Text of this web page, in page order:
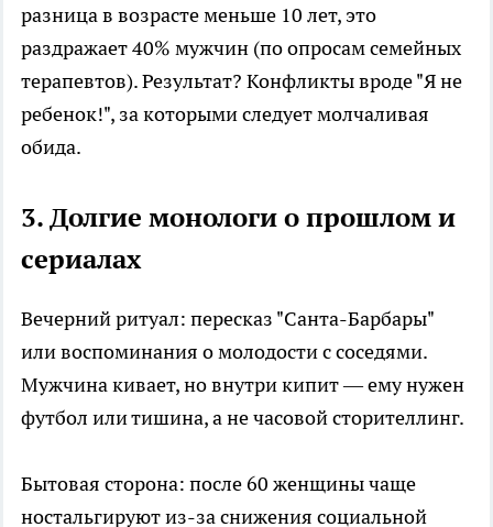
разница в возрасте меньше 10 лет, это
раздражает 40% мужчин (по опросам семейных
терапевтов). Результат? Конфликты вроде "Я не
ребенок!", за которыми следует молчаливая
обида.
3. Долгие монологи о прошлом и
сериалах
Вечерний ритуал: пересказ "Санта-Барбары"
или воспоминания о молодости с соседями.
Мужчина кивает, но внутри кипит — ему нужен
футбол или тишина, а не часовой сторителлинг.
Бытовая сторона: после 60 женщины чаще
ностальгируют из-за снижения социальной